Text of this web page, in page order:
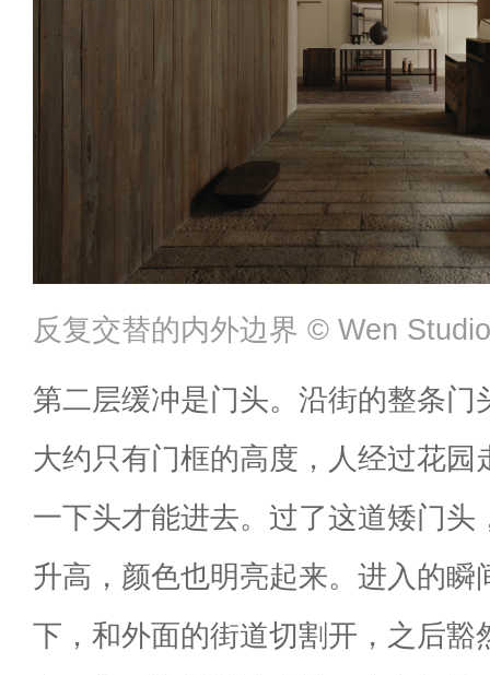
反复交替的内外边界 ©️ Wen Studio
第二层缓冲是门头。沿街的整条门
大约只有门框的高度，人经过花园
一下头才能进去。过了这道矮门头
升高，颜色也明亮起来。进入的瞬
下，和外面的街道切割开，之后豁